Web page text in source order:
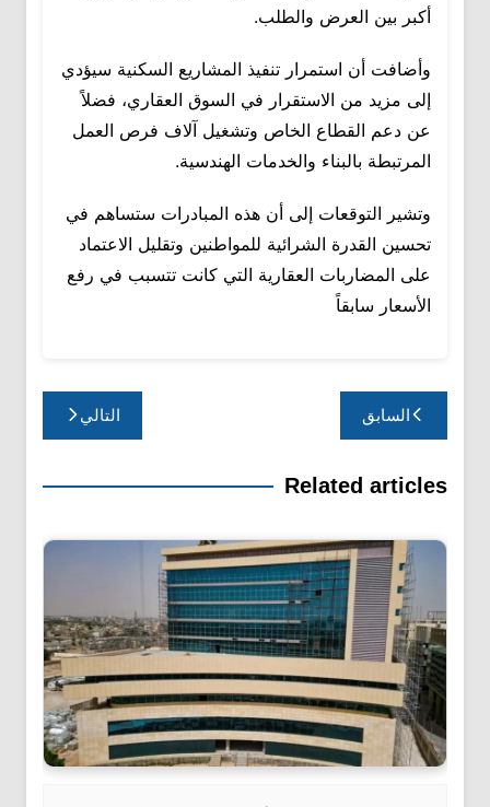
أكبر بين العرض والطلب.
وأضافت أن استمرار تنفيذ المشاريع السكنية سيؤدي
إلى مزيد من الاستقرار في السوق العقاري، فضلاً
عن دعم القطاع الخاص وتشغيل آلاف فرص العمل
المرتبطة بالبناء والخدمات الهندسية.
وتشير التوقعات إلى أن هذه المبادرات ستساهم في
تحسين القدرة الشرائية للمواطنين وتقليل الاعتماد
على المضاربات العقارية التي كانت تتسبب في رفع
الأسعار سابقاً
تصفّح
المقالات
السابق التالي
Related articles